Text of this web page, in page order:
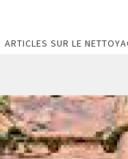
ARTICLES SUR LE